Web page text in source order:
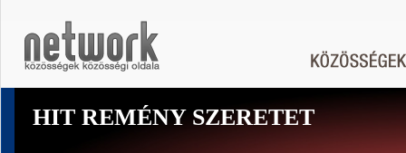
HIT REMÉNY SZERETET